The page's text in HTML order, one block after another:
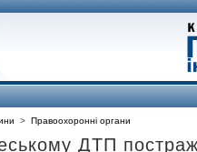
> Правоохоронні органи
ДТП